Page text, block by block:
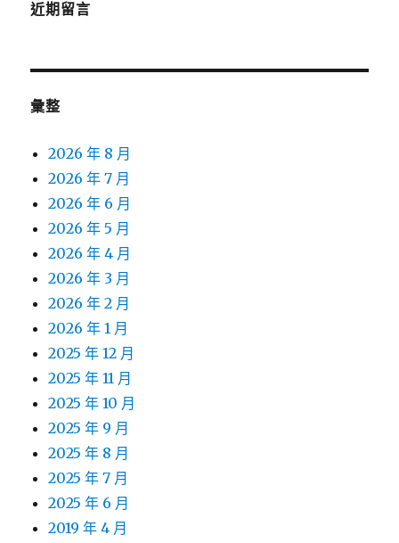
近期留言
彙整
2026 年 8 月
2026 年 7 月
2026 年 6 月
2026 年 5 月
2026 年 4 月
2026 年 3 月
2026 年 2 月
2026 年 1 月
2025 年 12 月
2025 年 11 月
2025 年 10 月
2025 年 9 月
2025 年 8 月
2025 年 7 月
2025 年 6 月
2019 年 4 月